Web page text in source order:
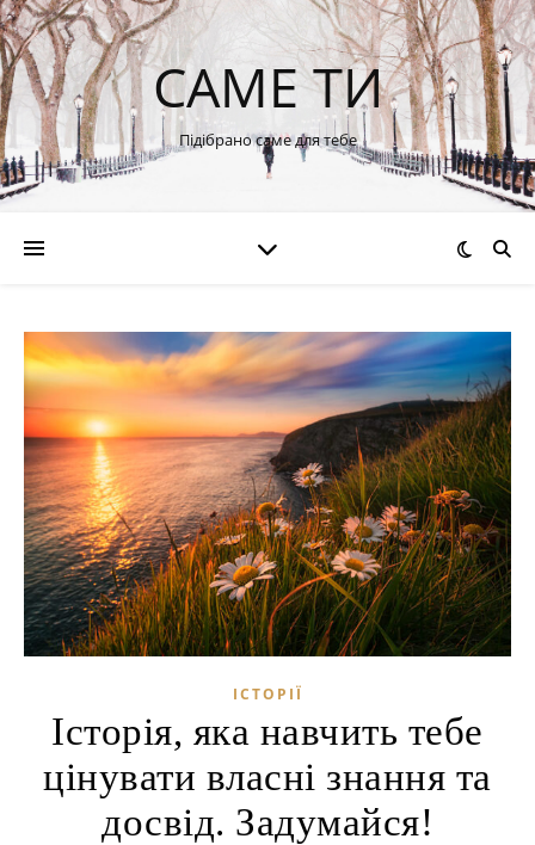
САМЕ ТИ
Підібрано саме для тебе
ІСТОРІЇ
Історія, яка навчить тебе
цінувати власні знання та
досвід. Задумайся!